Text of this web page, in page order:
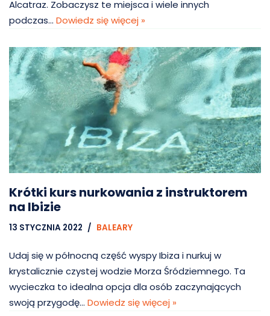
Alcatraz. Zobaczysz te miejsca i wiele innych
podczas… Dowiedz się więcej »
Krótki kurs nurkowania z instruktorem
na Ibizie
13 STYCZNIA 2022 BALEARY
Udaj się w północną część wyspy Ibiza i nurkuj w
krystalicznie czystej wodzie Morza Śródziemnego. Ta
wycieczka to idealna opcja dla osób zaczynających
swoją przygodę… Dowiedz się więcej »